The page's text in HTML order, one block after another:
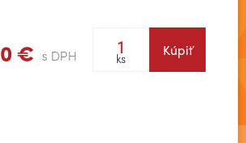
€ s DPH ks Kúpiť